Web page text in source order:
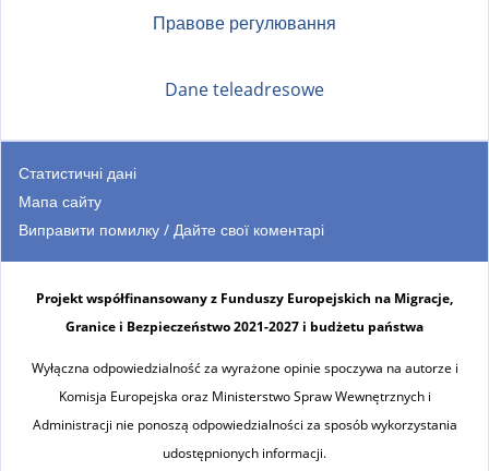
Правове регулювання
Dane teleadresowe
Статистичні дані
Мапа сайту
Виправити помилку / Дайте свої коментарі
Projekt współfinansowany z Funduszy Europejskich na Migracje,
Granice i Bezpieczeństwo 2021-2027 i budżetu państwa
Wyłączna odpowiedzialność za wyrażone opinie spoczywa na autorze i
Komisja Europejska oraz Ministerstwo Spraw Wewnętrznych i
Administracji nie ponoszą odpowiedzialności za sposób wykorzystania
udostępnionych informacji.